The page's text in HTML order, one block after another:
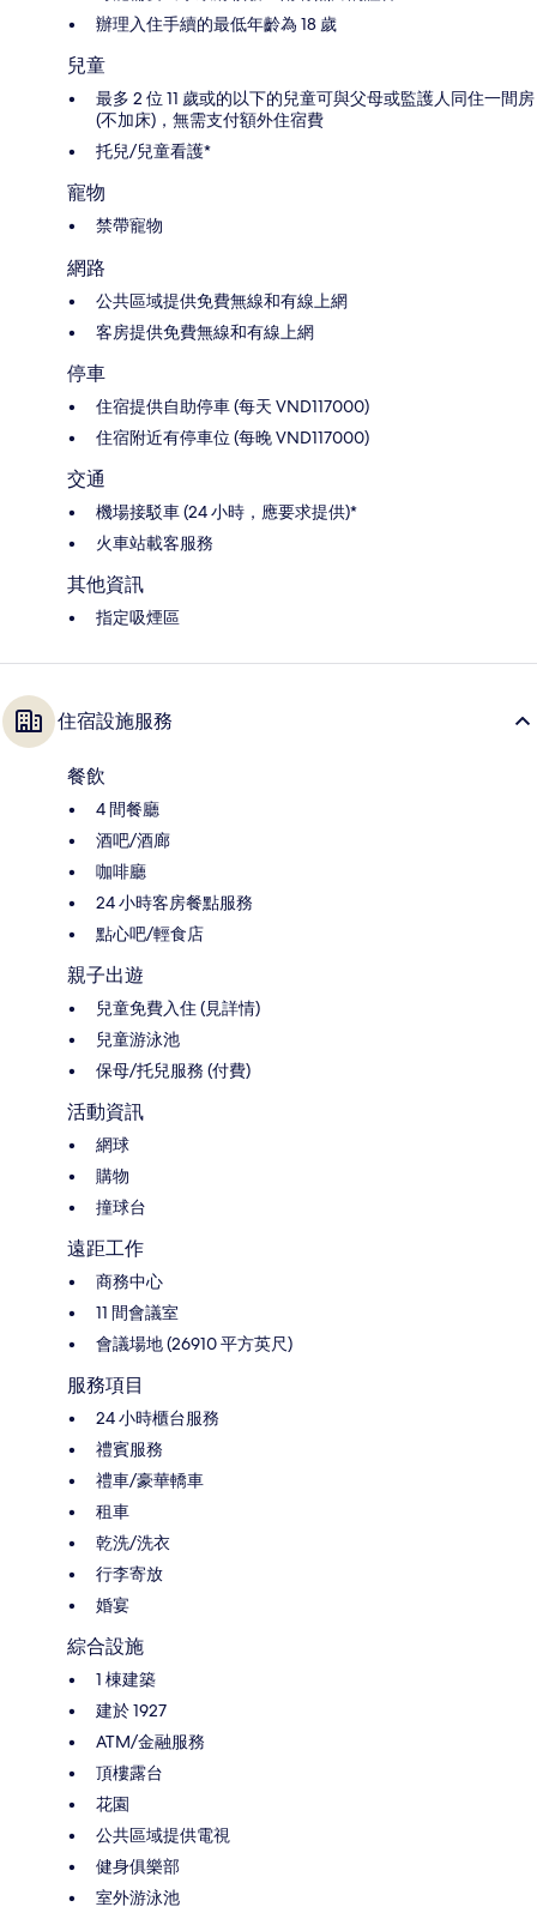
辦理入住手續的最低年齡為 18 歲
兒童
最多 2 位 11 歲或的以下的兒童可與父母或監護人同住一間房
(不加床)，無需支付額外住宿費
托兒/兒童看護*
寵物
禁帶寵物
網路
公共區域提供免費無線和有線上網
客房提供免費無線和有線上網
停車
住宿提供自助停車 (每天 VND117000)
住宿附近有停車位 (每晚 VND117000)
交通
機場接駁車 (24 小時，應要求提供)*
火車站載客服務
其他資訊
指定吸煙區
住宿設施服務
餐飲
4 間餐廳
酒吧/酒廊
咖啡廳
24 小時客房餐點服務
點心吧/輕食店
親子出遊
兒童免費入住 (見詳情)
兒童游泳池
保母/托兒服務 (付費)
活動資訊
網球
購物
撞球台
遠距工作
商務中心
11 間會議室
會議場地 (26910 平方英尺)
服務項目
24 小時櫃台服務
禮賓服務
禮車/豪華轎車
租車
乾洗/洗衣
行李寄放
婚宴
綜合設施
1 棟建築
建於 1927
ATM/金融服務
頂樓露台
花園
公共區域提供電視
健身俱樂部
室外游泳池